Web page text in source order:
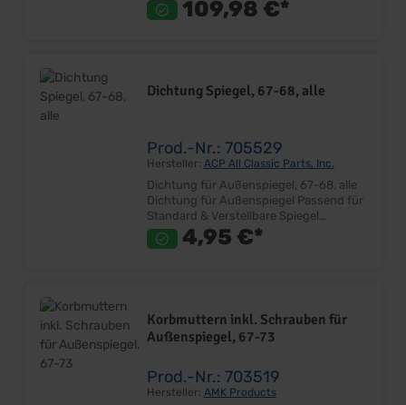
Dichtung und Schrauben Lieferumfang:
Stück Preis: Pro Stück Einbauort: Tür 109,98 €*
Dichtung Spiegel, 67-68, alle
Prod.-Nr.: 705529
Hersteller: ACP All Classic Parts, Inc.
Dichtung für Außenspiegel, 67-68, alle
Dichtung für Außenspiegel Passend für
Standard & Verstellbare Spiegel
Passend für Links oder Rechts Ersetzt
Originalteil Sehr gute Qualität4,95 €*
Korbmuttern inkl. Schrauben für
Außenspiegel, 67-73
Prod.-Nr.: 703519
Hersteller: AMK Products